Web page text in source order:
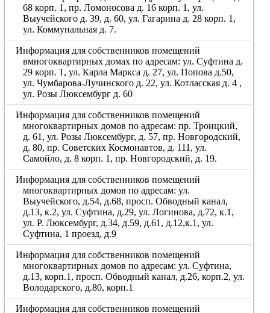
68 корп. 1, пр. Ломоносова д. 16 корп. 1, ул.
Выучейского д. 39, д. 60, ул. Гагарина д. 28 корп. 1,
ул. Коммунальная д. 7.
Информация для собственников помещений
вмногоквартирных домах по адресам: ул. Суфтина д.
29 корп. 1, ул. Карла Маркса д. 27, ул. Попова д.50,
ул. Чумбарова-Лучинского д. 22, ул. Котласская д. 4 ,
ул. Розы Люксембург д. 60
Информация для собственников помещений
многоквартирных домов по адресам: пр. Троицкий,
д. 61, ул. Розы Люксембург, д. 57, пр. Новгородский,
д. 80, пр. Советских Космонавтов, д. 111, ул.
Самойло, д. 8 корп. 1, пр. Новгородский, д. 19.
Информация для собственников помещений
многоквартирных домов по адресам: ул.
Выучейского, д.54, д.68, просп. Обводный канал,
д.13, к.2, ул. Суфтина, д.29, ул. Логинова, д.72, к.1,
ул. Р. Люксембург, д.34, д.59, д.61, д.12,к.1, ул.
Суфтина, 1 проезд, д.9
Информация для собственников помещений
многоквартирных домов по адресам: ул. Суфтина,
д.13, корп.1, просп. Обводный канал, д.26, корп.2, ул.
Володарского, д.80, корп.1
Информация для собственников помещений